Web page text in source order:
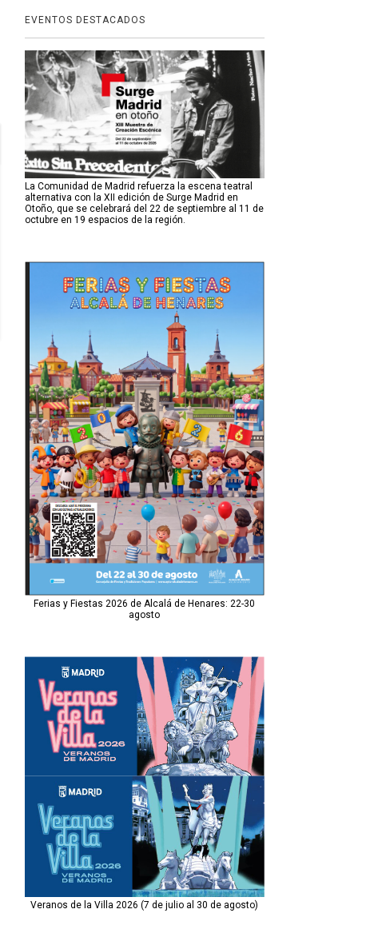
EVENTOS DESTACADOS
La Comunidad de Madrid refuerza la escena teatral
alternativa con la XII edición de Surge Madrid en
Otoño, que se celebrará del 22 de septiembre al 11 de
octubre en 19 espacios de la región.
Ferias y Fiestas 2026 de Alcalá de Henares: 22-30
agosto
Veranos de la Villa 2026 (7 de julio al 30 de agosto)